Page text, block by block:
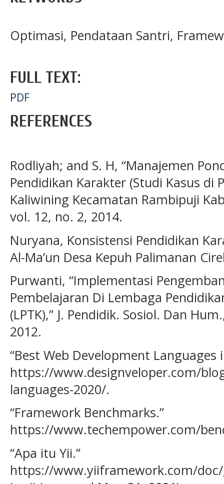
Optimasi, Pendataan Santri,
FULL TEXT:
PDF
REFERENCES
Rodliyah; and S. H, “Manajemen
Pendidikan Karakter (Studi Kasus di
Kaliwining Kecamatan Rambipuji
vol. 12, no. 2, 2014.
Nuryana, Konsistensi Pendidikan
Al-Ma’un Desa Kepuh Palimanan
Purwanti, “Implementasi
Pembelajaran Di Lembaga
(LPTK),” J. Pendidik. Sosiol. Dan
2012.
“Best Web Development Languages
https://www.designveloper.com/
languages-2020/.
“Framework Benchmarks.”
https://www.techempower.com/
“Apa itu Yii.”
https://www.yiiframework.com/